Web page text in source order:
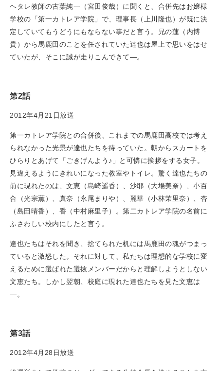
ヘタレ教師の古葉純一（宮田俊哉）に聞くと、合併先はお嬢様
学校の「第一カトレア学院」で、理事長（上川隆也）が既に決
定していてもうどうにもならない事だと言う。兄の蓮（内博
貴）から馬鹿田のことを任されていた達也は屋上で思いをはせ
ていたが、そこに誠が走りこんできて―。
第2話
2012年4月21日放送
第一カトレア学院との合併後、これまでの馬鹿田高校では考え
られなかった光景が達也たちを待っていた。朝からスカートを
ひらりとあげて「ごきげんよう♪」と可憐に挨拶をする女子。
見違えるようにきれいになった教室やトイレ。驚く達也たちの
前に現れたのは、文恵（島崎遥香）、沙耶（大場美奈）、小百
合（光宗薫）、真奈（永尾まりや）、麗華（小林茉里奈）、杏
（島田晴香）、香（中村麻里子）。第二カトレア学院の名前に
ふさわしい校内にしたと言う。
達也たちはそれを聞き、捨てられた机には馬鹿田の魂がつまっ
ていると激怒した。それに対して、私たちは理想的な学校に変
えるために選ばれた選抜メンバーだからと理解しようとしない
文恵たち。しかし翌朝、校庭に現れた達也たちを見た文恵は
―。
第3話
2012年4月28日放送